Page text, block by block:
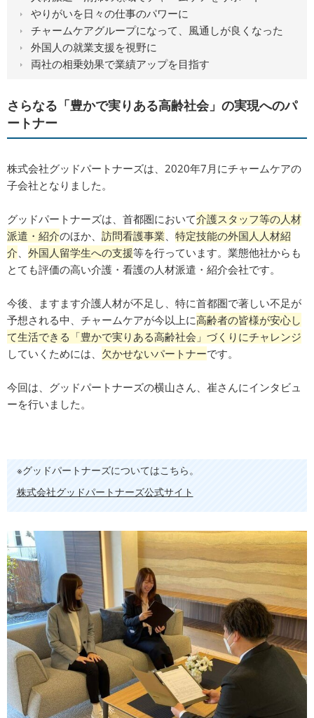
やりがいを日々の仕事のパワーに
チャームケアグループになって、風通しが良くなった
外国人の就業支援を視野に
両社の相乗効果で業績アップを目指す
さらなる「豊かで実りある高齢社会」の実現へのパ
ートナー
株式会社グッドパートナーズは、2020年7月にチャームケアの
子会社となりました。
グッドパートナーズは、首都圏において介護スタッフ等の人材
派遣・紹介のほか、 訪問看護事業
特定技能の外国人人材紹
介
外国人留学生への支援等を行っています。業態他社からも
とても評価の高い介護・看護の人材派遣・紹介会社です。
今後、ますます介護人材が不足し、特に首都圏で著しい不足が
予想される中、チャームケアが今以上に高齢者の皆様が安心し
て生活できる「豊かで実りある高齢社会」づくりにチャレンジ
していくためには、 欠かせないパートナーです。
今回は、グッドパートナーズの横山さん、崔さんにインタビュ
ーを行いました。
※グッドパートナーズについてはこちら。
株式会社グッドパートナーズ公式サイト